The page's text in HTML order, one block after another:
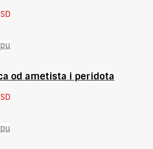
od ametista i peridota